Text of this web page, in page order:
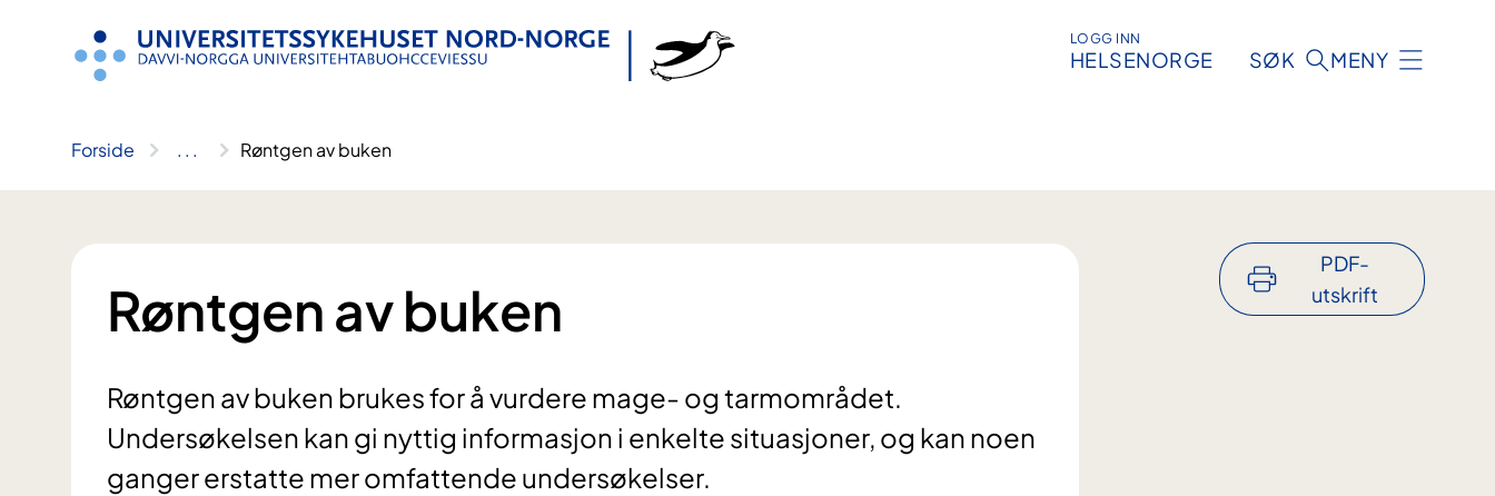
LOGG INN
HELSENORGE SØK MENY
Forside .. . Røntgen av buken
Røntgen av buken
Røntgen av buken brukes for å vurdere mage- og tarmområdet.
Undersøkelsen kan gi nyttig informasjon i enkelte situasjoner, og kan noen
ganger erstatte mer omfattende undersøkelser.
PDF-
utskrift